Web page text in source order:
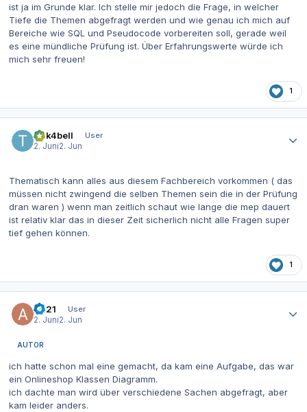
ist ja im Grunde klar. Ich stelle mir jedoch die Frage, in welcher
Tiefe die Themen abgefragt werden und wie genau ich mich auf
Bereiche wie SQL und Pseudocode vorbereiten soll, gerade weil
es eine mündliche Prüfung ist. Über Erfahrungswerte würde ich
mich sehr freuen!
1
t1nk4bell
User
2. Juni2. Jun
Thematisch kann alles aus diesem Fachbereich vorkommen ( das
müssen nicht zwingend die selben Themen sein die in der Prüfung
dran waren ) wenn man zeitlich schaut wie lange die mep dauert
ist relativ klar das in dieser Zeit sicherlich nicht alle Fragen super
tief gehen können.
1
AZ21
User
2. Juni2. Jun
AUTOR
ich hatte schon mal eine gemacht, da kam eine Aufgabe, das war
ein Onlineshop Klassen Diagramm.
ich dachte man wird über verschiedene Sachen abgefragt, aber
kam leider anders.